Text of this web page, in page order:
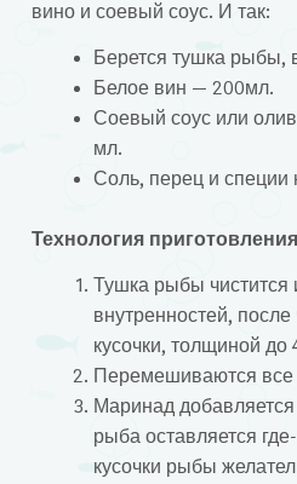
вино и соевый соус. И так:
Берется тушка рыбы,
Белое вин — 200мл.
Соевый соус или
мл.
Соль, перец и специи
Технология
Тушка рыбы чистится
внутренностей, после
кусочки, толщиной до
Перемешиваются все
Маринад
рыба оставляется
кусочки рыбы